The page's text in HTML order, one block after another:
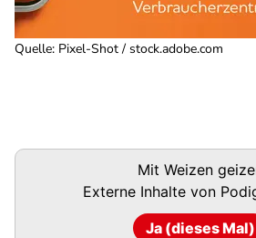
Quelle: Pixel-Shot / stock.adobe.com
Podigee-
Mit Weizen
Externe Inhalte von
Ja (dieses Mal)